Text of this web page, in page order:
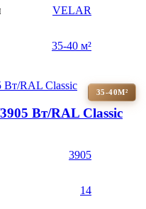
VELAR
35-40 м²
35-40М²
Вт/RAL Classic
3905
14